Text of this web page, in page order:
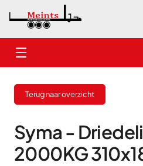
Nieuwe aanhangwagens
Gebruikte aanhangwagens
Verhuur
Terug naar overzicht
Syma -
2000KG